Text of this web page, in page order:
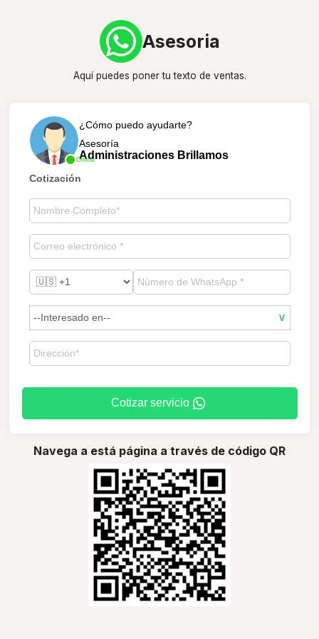
Asesoria
Aquí puedes poner tu texto de ventas.
Online
¿Cómo puedo ayudarte?
Asesoría
Administraciones Brillamos
Cotización
Cotizar servicio
Navega a está página a través de código QR